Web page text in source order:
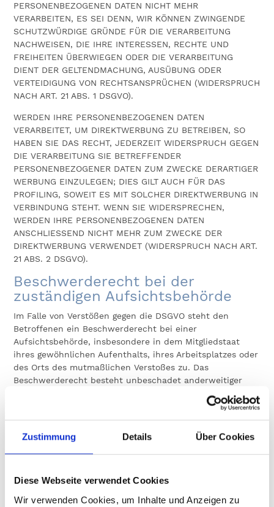
Zustimmung Details Über Cookies
Diese Webseite verwendet Cookies
Wir verwenden Cookies, um Inhalte und Anzeigen zu
PERSONENBEZOGENEN DATEN NICHT MEHR
VERARBEITEN, ES SEI DENN, WIR KÖNNEN ZWINGENDE
SCHUTZWÜRDIGE GRÜNDE FÜR DIE VERARBEITUNG
NACHWEISEN, DIE IHRE INTERESSEN, RECHTE UND
FREIHEITEN ÜBERWIEGEN ODER DIE VERARBEITUNG
DIENT DER GELTENDMACHUNG, AUSÜBUNG ODER
VERTEIDIGUNG VON RECHTSANSPRÜCHEN (WIDERSPRUCH
NACH ART. 21 ABS. 1 DSGVO).
WERDEN IHRE PERSONENBEZOGENEN DATEN
VERARBEITET, UM DIREKTWERBUNG ZU BETREIBEN, SO
HABEN SIE DAS RECHT, JEDERZEIT WIDERSPRUCH GEGEN
DIE VERARBEITUNG SIE BETREFFENDER
PERSONENBEZOGENER DATEN ZUM ZWECKE DERARTIGER
WERBUNG EINZULEGEN; DIES GILT AUCH FÜR DAS
PROFILING, SOWEIT ES MIT SOLCHER DIREKTWERBUNG IN
VERBINDUNG STEHT. WENN SIE WIDERSPRECHEN,
WERDEN IHRE PERSONENBEZOGENEN DATEN
ANSCHLIESSEND NICHT MEHR ZUM ZWECKE DER
DIREKTWERBUNG VERWENDET (WIDERSPRUCH NACH ART.
21 ABS. 2 DSGVO).
Beschwerde­recht bei der
zuständigen Aufsichts­behörde
Im Falle von Verstößen gegen die DSGVO steht den
Betroffenen ein Beschwerderecht bei einer
Aufsichtsbehörde, insbesondere in dem Mitgliedstaat
ihres gewöhnlichen Aufenthalts, ihres Arbeitsplatzes oder
des Orts des mutmaßlichen Verstoßes zu. Das
Beschwerderecht besteht unbeschadet anderweitiger
verwaltungsrechtlicher oder gerichtlicher Rechtsbehelfe.
Recht auf Daten­übertrag­barkeit
Sie haben das Recht, Daten, die wir auf Grundlage Ihrer
aushändigen zu lassen. Sofern Sie die direkte
Übertragung der Daten an einen anderen